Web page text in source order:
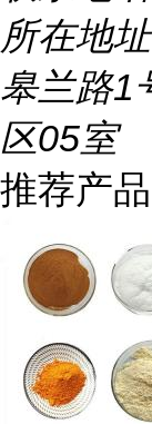
所在地址
皋兰路1
区05室
推荐产品